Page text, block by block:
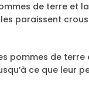
de terre et
paraissent
pommes de
ce que leur